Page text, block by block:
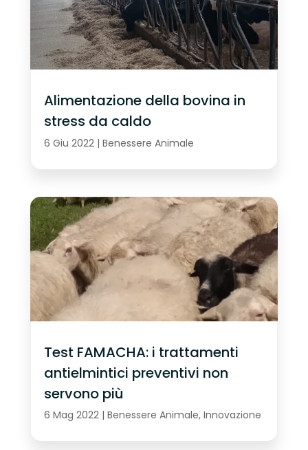
Alimentazione della bovina in
stress da caldo
6 Giu 2022| Benessere Animale
Test FAMACHA: i trattamenti
antielmintici preventivi non
servono più
6 Mag 2022| Benessere Animale, Innovazione